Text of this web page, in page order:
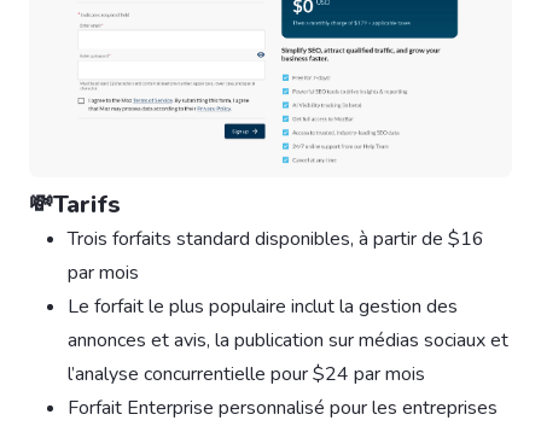
💸Tarifs
Trois forfaits standard disponibles, à partir de $16
par mois
Le forfait le plus populaire inclut la gestion des
annonces et avis, la publication sur médias sociaux et
l’analyse concurrentielle pour $24 par mois
Forfait Enterprise personnalisé pour les entreprises